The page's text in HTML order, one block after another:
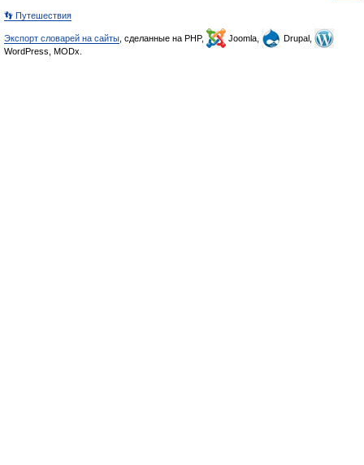
👣 Путешествия
Экспорт словарей на сайты , сделанные на PHP, Joomla,
Drupal,
WordPress, MODx.